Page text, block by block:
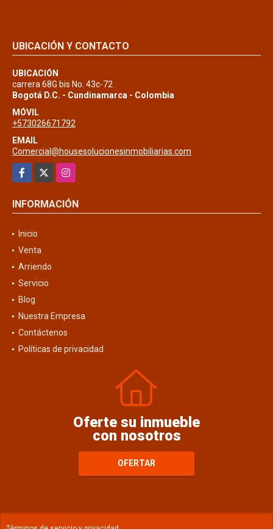
UBICACIÓN Y CONTACTO
UBICACIÓN
carrera 68G bis No. 43c-72
Bogotá D.C. - Cundinamarca - Colombia
MÓVIL
+573026671792
EMAIL
Comercial@housesolucionesinmobiliarias.com
Facebook
Instagram
INFORMACIÓN
Inicio
Venta
Arriendo
Servicio
Blog
Nuestra Empresa
Contáctenos
Políticas de privacidad
Oferte su inmueble
con nosotros
OFERTAR